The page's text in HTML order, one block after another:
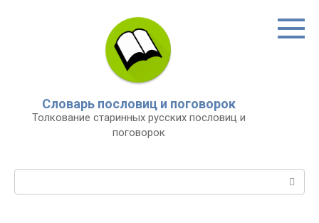
Словарь пословиц и поговорок
Толкование старинных русских пословиц и
поговорок